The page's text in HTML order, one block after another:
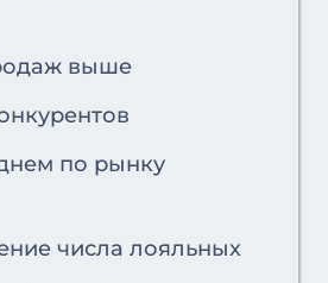
выше
по рынку
числа лояльных